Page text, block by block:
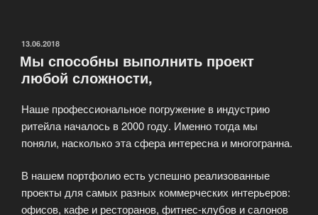
любой
площади
конфигурации»
ОПУБЛИКОВАНО
13.06.2018
Мы способны выполнить проект
любой сложности,
Наше профессиональное погружение в индустрию
ритейла началось в 2000 году. Именно тогда мы
поняли, насколько эта сфера интересна и многогранна.
В нашем портфолио есть успешно реализованные
проекты для самых разных коммерческих интерьеров:
офисов, кафе и ресторанов, фитнес-клубов и салонов